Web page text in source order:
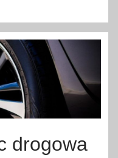
drogowa